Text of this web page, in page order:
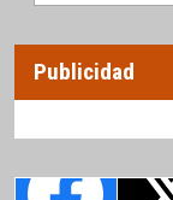
Publicidad